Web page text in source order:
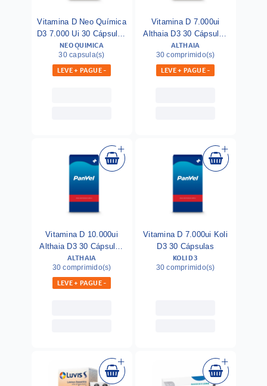
Vitamina D Neo Química
D3 7.000 Ui 30 Cápsulas
Gelatinosas
NEO QUIMICA
30 capsula(s)
LEVE + PAGUE -
Vitamina D 7.000ui
Althaia D3 30 Cápsulas
Moles
ALTHAIA
30 comprimido(s)
LEVE + PAGUE -
Vitamina D 10.000ui
Althaia D3 30 Cápsulas
Moles
ALTHAIA
30 comprimido(s)
LEVE + PAGUE -
Vitamina D 7.000ui Koli
D3 30 Cápsulas
KOLI D3
30 comprimido(s)